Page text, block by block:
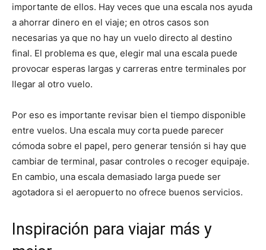
importante de ellos. Hay veces que una escala nos ayuda
a ahorrar dinero en el viaje; en otros casos son
necesarias ya que no hay un vuelo directo al destino
final. El problema es que, elegir mal una escala puede
provocar esperas largas y carreras entre terminales por
llegar al otro vuelo.
Por eso es importante revisar bien el tiempo disponible
entre vuelos. Una escala muy corta puede parecer
cómoda sobre el papel, pero generar tensión si hay que
cambiar de terminal, pasar controles o recoger equipaje.
En cambio, una escala demasiado larga puede ser
agotadora si el aeropuerto no ofrece buenos servicios.
Inspiración para viajar más y